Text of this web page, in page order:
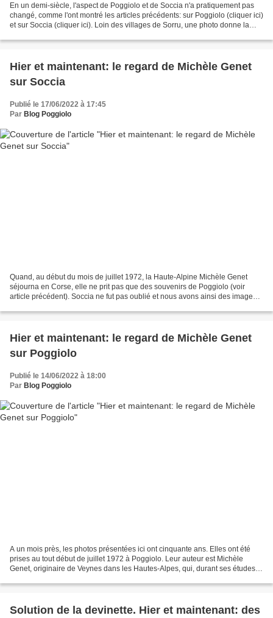
En un demi-siècle, l'aspect de Poggiolo et de Soccia n'a pratiquement pas
changé, comme l'ont montré les articles précédents: sur Poggiolo (cliquer ici)
et sur Soccia (cliquer ici). Loin des villages de Sorru, une photo donne la
Hier et maintenant: le regard de Michèle Genet
sur Soccia
Publié le 17/06/2022 à 17:45
Par Blog Poggiolo
Quand, au début du mois de juillet 1972, la Haute-Alpine Michèle Genet
séjourna en Corse, elle ne prit pas que des souvenirs de Poggiolo (voir
article précédent). Soccia ne fut pas oublié et nous avons ainsi des images
Hier et maintenant: le regard de Michèle Genet
sur Poggiolo
Publié le 14/06/2022 à 18:00
Par Blog Poggiolo
A un mois près, les photos présentées ici ont cinquante ans. Elles ont été
prises au tout début de juillet 1972 à Poggiolo. Leur auteur est Michèle
Genet, originaire de Veynes dans les Hautes-Alpes, qui, durant ses études
Solution de la devinette. Hier et maintenant: des